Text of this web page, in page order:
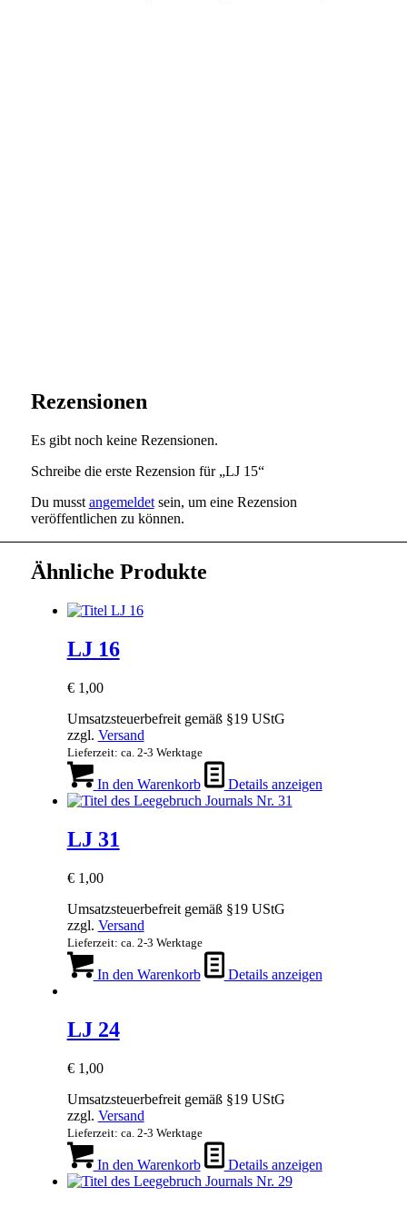
Rezensionen
Es gibt noch keine Rezensionen.
Schreibe die erste Rezension für „LJ 15“
Du musst angemeldetsein, um eine Rezension
veröffentlichen zu können.
Ähnliche Produkte
LJ 16
€1,00
Umsatzsteuerbefreit gemäß §19 UStG
zzgl. Versand
Lieferzeit: ca. 2-3 Werktage
In den Warenkorb Details anzeigen
LJ 31
€1,00
Umsatzsteuerbefreit gemäß §19 UStG
zzgl. Versand
Lieferzeit: ca. 2-3 Werktage
In den Warenkorb Details anzeigen
LJ 24
€1,00
Umsatzsteuerbefreit gemäß §19 UStG
zzgl. Versand
Lieferzeit: ca. 2-3 Werktage
In den Warenkorb Details anzeigen